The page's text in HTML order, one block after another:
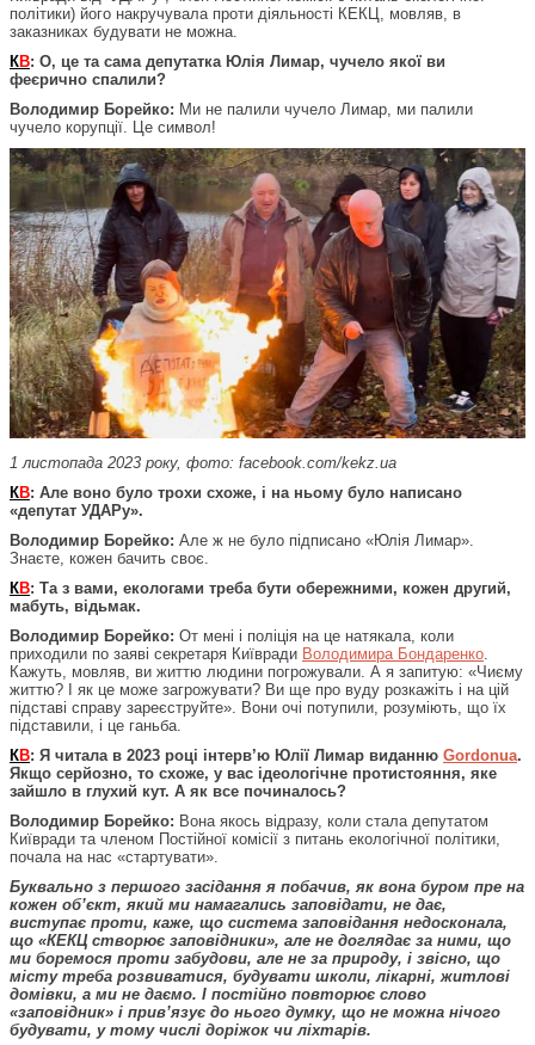
політики) його накручувала проти діяльності КЕКЦ, мовляв, в
заказниках будувати не можна.
КВ: О, це та сама депутатка Юлія Лимар, чучело якої ви
феєрично спалили?
Володимир Борейко: Ми не палили чучело Лимар, ми палили
чучело корупції. Це символ!
1 листопада 2023 року, фото: facebook.com/kekz.ua
КВ: Але воно було трохи схоже, і на ньому було написано
«депутат УДАРу».
Володимир Борейко: Але ж не було підписано «Юлія Лимар».
Знаєте, кожен бачить своє.
КВ: Та з вами, екологами треба бути обережними, кожен другий,
мабуть, відьмак.
Володимир Борейко: От мені і поліція на це натякала, коли
приходили по заяві секретаря Київради Володимира Бондаренко.
Кажуть, мовляв, ви життю людини погрожували. А я запитую: «Чиєму
життю? І як це може загрожувати? Ви ще про вуду розкажіть і на цій
підставі справу зареєструйте». Вони очі потупили, розуміють, що їх
підставили, і це ганьба.
КВ: Я читала в 2023 році інтерв’ю Юлії Лимар виданню Gordonua.
Якщо серйозно, то схоже, у вас ідеологічне протистояння, яке
зайшло в глухий кут. А як все починалось?
Володимир Борейко: Вона якось відразу, коли стала депутатом
Київради та членом Постійної комісії з питань екологічної політики,
почала на нас «стартувати».
Буквально з першого засідання я побачив, як вона буром пре на
кожен об’єкт, який ми намагались заповідати, не дає,
виступає проти, каже, що система заповідання недосконала,
що «КЕКЦ створює заповідники», але не доглядає за ними, що
ми боремося проти забудови, але не за природу, і звісно, що
місту треба розвиватися, будувати школи, лікарні, житлові
домівки, а ми не даємо. І постійно повторює слово
«заповідник» і прив’язує до нього думку, що не можна нічого
будувати, у тому числі доріжок чи ліхтарів.